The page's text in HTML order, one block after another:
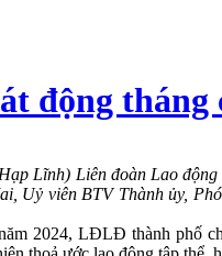
động tháng
Lĩnh) Liên đoàn Lao
viên BTV Thành ủy,
2024, LĐLĐ thành phố